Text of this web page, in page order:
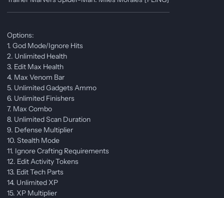
Options:
1. God Mode/Ignore Hits
2. Unlimited Health
3. Edit Max Health
4. Max Venom Bar
5. Unlimited Gadgets Ammo
6. Unlimited Finishers
7. Max Combo
8. Unlimited Scan Duration
9. Defense Multiplier
10. Stealth Mode
11. Ignore Crafting Requirements
12. Edit Activity Tokens
13. Edit Tech Parts
14. Unlimited XP
15. XP Multiplier